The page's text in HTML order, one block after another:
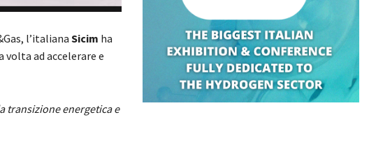
l’italiana Sicim ha
volta ad accelerare e
transizione energetica e